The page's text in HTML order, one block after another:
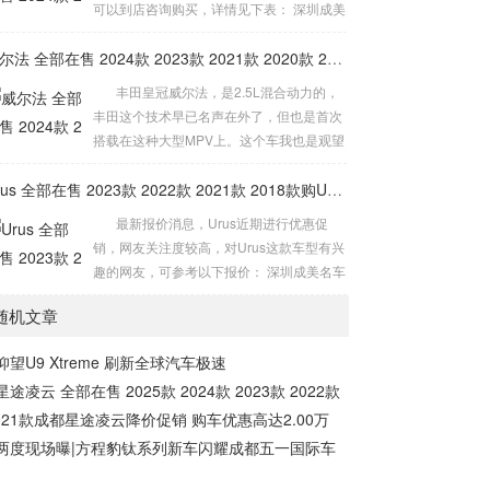
这一计划旨在提升车主的驾驶技能，特别是
群。但关于培训费用的具体细节，雷军并未
在直播中提及。 此事一出引发网友热议，有
人提出...
可以到店咨询购买，详情见下表： 深圳成美
威尔法 全部在售 2024款 2023款 2021款 2020款 2019款2024款皇冠威尔法全新上市售价多少钱
丰田皇冠威尔法，是2.5L混合动力的，
丰田这个技术早已名声在外了，但也是首次
搭载在这种大型MPV上。这个车我也是观望
PV了，威尔法有颜值、有空间、又舒适度，
这么长时间了，实际上，买MPV追求的就是
威尔法这种豪华的舒适度。 动力方面，
皇...
Urus 全部在售 2023款 2022款 2021款 2018款购Urus享5.4万优惠 欢迎到店试驾
最新报价消息，Urus近期进行优惠促
销，网友关注度较高，对Urus这款车型有兴
趣的网友，可参考以下报价： 深圳成美名车
机文章
望U9 Xtreme 刷新全球汽车极速
途凌云 全部在售 2025款 2024款 2023款 2022款
款成都星途凌云降价促销 购车优惠高达2.00万
度现场曝|方程豹钛系列新车闪耀成都五一国际车